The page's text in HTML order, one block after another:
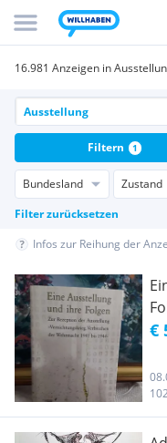
16.981 Anzeigen in
Bundesland Zustand
Filter zurücksetzen
Filtern 1
Infos zur Reihung der
€